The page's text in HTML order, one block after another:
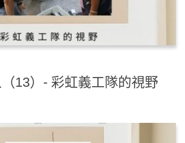
13）- 彩虹義工隊的視野